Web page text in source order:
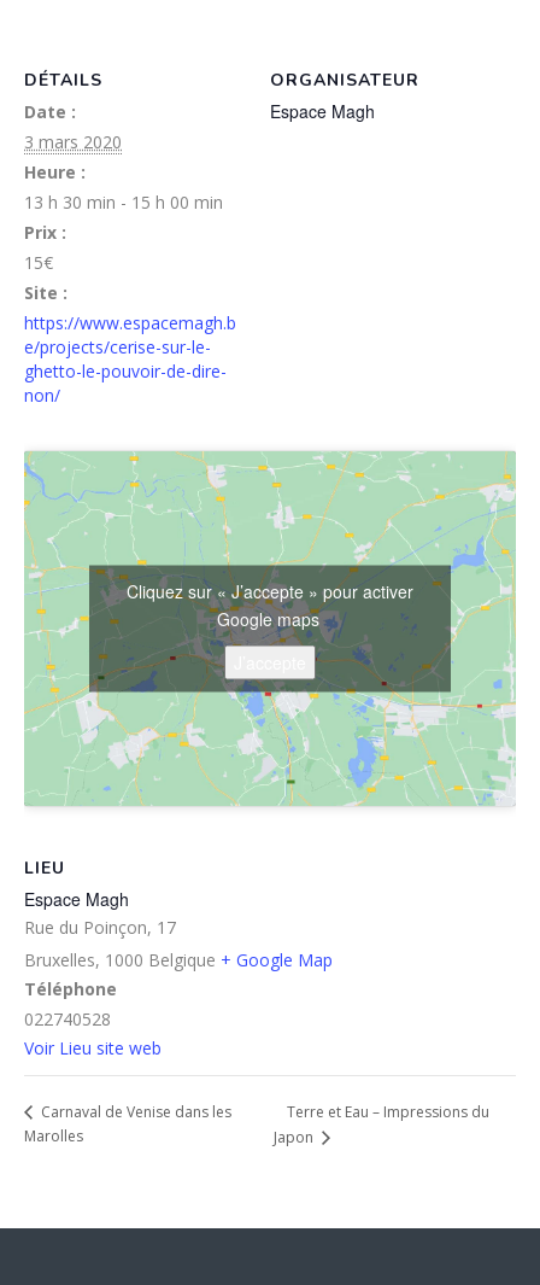
DÉTAILS
Date :
3 mars 2020
Heure :
13 h 30 min - 15 h 00 min
Prix :
15€
Site :
https://www.espacemagh.b
e/projects/cerise-sur-le-
ghetto-le-pouvoir-de-dire-
non/
ORGANISATEUR
Espace Magh
LIEU
Espace Magh
Rue du Poinçon, 17
Bruxelles, 1000 Belgique + Google Map
Téléphone
022740528
Voir Lieu site web
Cliquez sur « J’accepte » pour activer
Google maps
Carnaval de Venise dans les
Marolles
Terre et Eau – Impressions du
Japon